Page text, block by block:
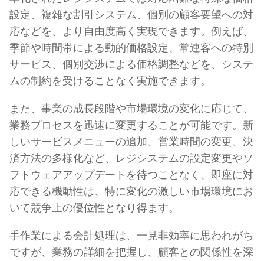
設定、複雑な割引システム、個別の顧客要望への対
応などを、より自由度高く実現できます。例えば、
季節や時間帯による動的価格設定、常連客への特別
サービス、個別交渉による価格調整などを、システ
ムの制約を受けることなく実施できます。
また、事業の成長段階や市場環境の変化に応じて、
業務プロセスを迅速に変更することが可能です。新
しいサービスメニューの追加、営業時間の変更、決
済方法の多様化など、レジシステムの設定変更やソ
フトウェアアップデートを待つことなく、即座に対
応できる機動性は、特に変化の激しい市場環境にお
いて競争上の優位性となり得ます。
手作業による会計処理は、一見非効率に思われがち
ですが、業務の詳細を把握し、顧客との関係性を深